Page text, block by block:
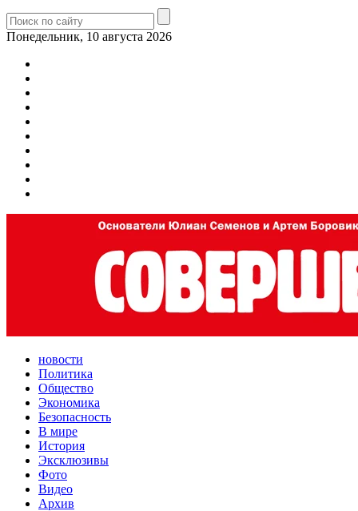
Понедельник, 10 августа 2026
новости
Политика
Общество
Экономика
Безопасность
В мире
История
Эксклюзивы
Фото
Видео
Архив